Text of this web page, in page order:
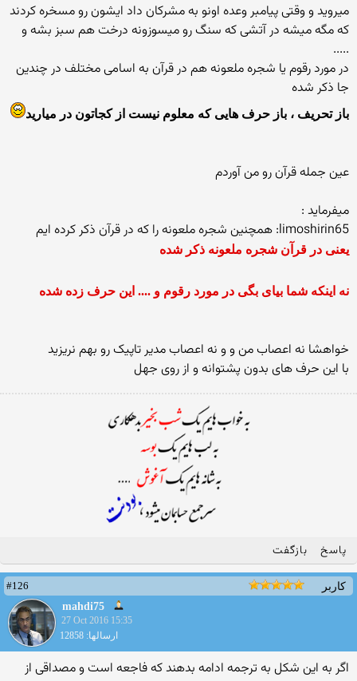
میروید و وقتی پیامبر وعده اونو به مشرکان داد ایشون رو مسخره کردند
که مگه میشه در آتشی که سنگ رو میسوزونه درخت هم سبز بشه و
.....
در مورد رقوم یا شجره ملعونه هم در قرآن به اسامی مختلف در چندین
جا ذکر شده
باز تحریف ، باز حرف هایی که معلوم نیست از کجاتون در میارید
عین جمله قرآن رو من آوردم
میفرماید :
limoshirin65: همچنین شجره ملعونه را که در قرآن ذکر کرده ایم
یعنی در قرآن شجره ملعونه ذکر شده
نه اینکه شما بیای بگی در مورد رقوم و .... این حرف زده شده
خواهشا نه اعصاب من و و نه اعصاب مدیر تاپیک رو بهم نریزید
با این حرف های بدون پشتوانه و از روی جهل
پاسخ بازگفت
کاربر
#126
mahdi75
27 Oct 2016 15:35
ارسالها: 12858
اگر به این شکل به ترجمه ادامه بدهند که فاجعه است و مصداقی از